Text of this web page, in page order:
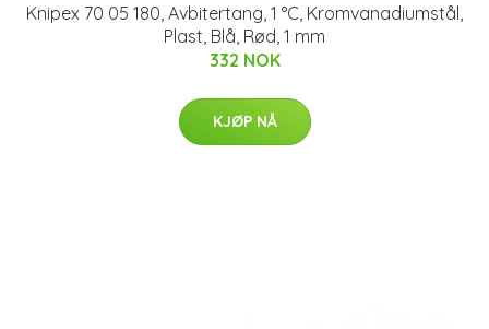
Knipex 70 05 180, Avbitertang, 1 °C, Kromvanadiumstål,
Plast, Blå, Rød, 1 mm
332 NOK
KJØP NÅ